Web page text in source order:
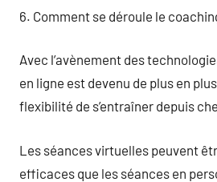
6. Comment se déroule le
Avec l’avènement des
en ligne est devenu de plus en
flexibilité de s’entraîner depuis
Les séances virtuelles peuvent
efficaces que les séances en